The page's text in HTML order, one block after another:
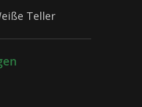
Teller